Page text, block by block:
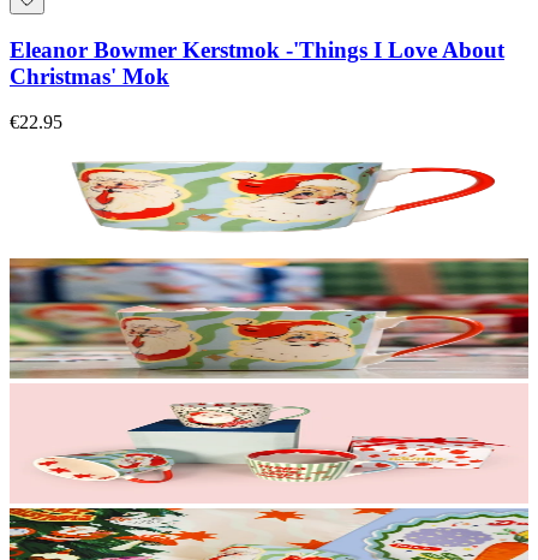
Eleanor Bowmer Kerstmok -'Things I Love About
Christmas' Mok
€22.95